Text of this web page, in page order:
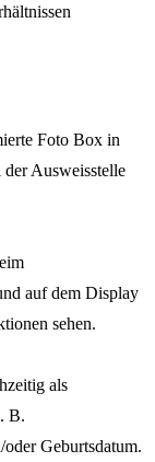
Foto Box in
Ausweisstelle
auf dem Display
sehen.
als
B.
Geburtsdatum.